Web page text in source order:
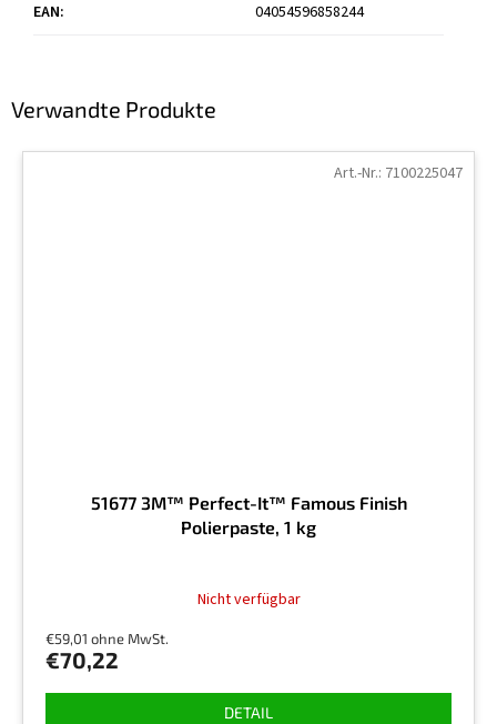
Verwandte Produkte
51677 3M™ Perfect-It™ Famous Finish
Polierpaste, 1 kg
Nicht verfügbar
€59,01 ohne MwSt.
€70,22
DETAIL
Art.-Nr.: 7100225047
EAN: 04054596858244